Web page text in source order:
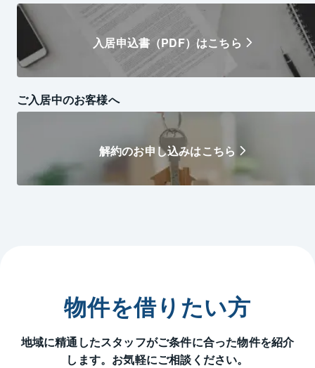
入居申込書（PDF）はこちら
ご入居中のお客様へ
解約のお申し込みはこちら
物件を借りたい方
地域に精通したスタッフがご条件に合った物件を紹介
します。お気軽にご相談ください。